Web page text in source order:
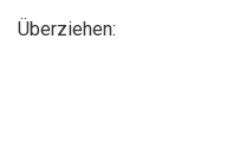
Überziehen: